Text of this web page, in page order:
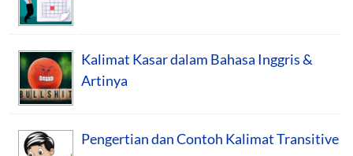
Kalimat Kasar dalam Bahasa Inggris &
Artinya
Pengertian dan Contoh Kalimat Transitive